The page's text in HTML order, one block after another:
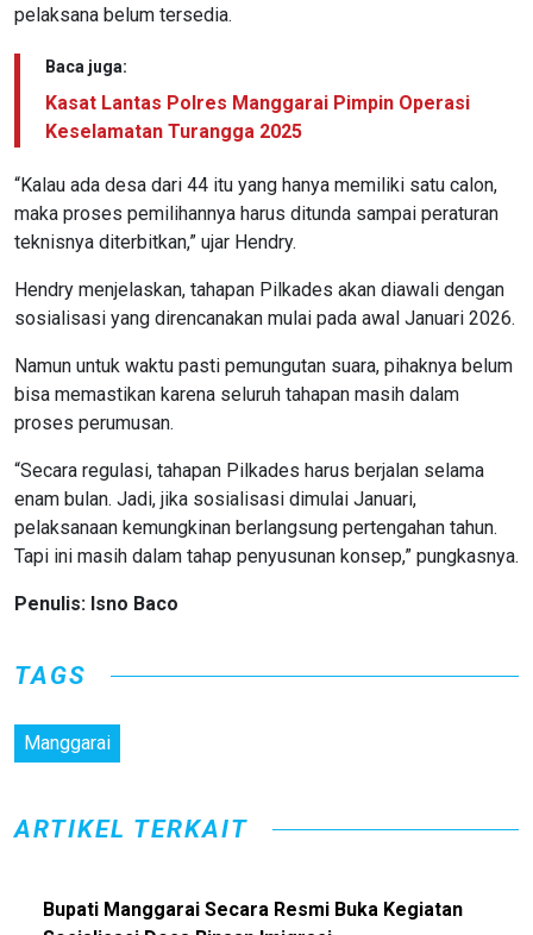
pelaksana belum tersedia.
Baca juga:
Kasat Lantas Polres Manggarai Pimpin Operasi
Keselamatan Turangga 2025
“Kalau ada desa dari 44 itu yang hanya memiliki satu calon,
maka proses pemilihannya harus ditunda sampai peraturan
teknisnya diterbitkan,” ujar Hendry.
Hendry menjelaskan, tahapan Pilkades akan diawali dengan
sosialisasi yang direncanakan mulai pada awal Januari 2026.
Namun untuk waktu pasti pemungutan suara, pihaknya belum
bisa memastikan karena seluruh tahapan masih dalam
proses perumusan.
“Secara regulasi, tahapan Pilkades harus berjalan selama
enam bulan. Jadi, jika sosialisasi dimulai Januari,
pelaksanaan kemungkinan berlangsung pertengahan tahun.
Tapi ini masih dalam tahap penyusunan konsep,” pungkasnya.
Penulis: Isno Baco
TAGS
Manggarai
ARTIKEL TERKAIT
Bupati Manggarai Secara Resmi Buka Kegiatan